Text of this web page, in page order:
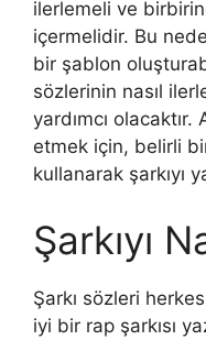
ilerlemeli ve
içermelidir. Bu
bir şablon
sözlerinin nasıl
yardımcı olacaktır.
etmek için, belirli
kullanarak şarkıyı
Şarkıyı
Şarkı sözleri
iyi bir rap şarkısı